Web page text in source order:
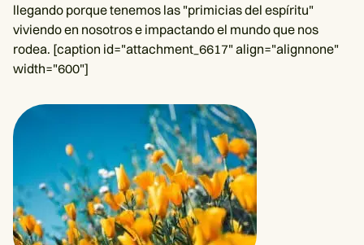
llegando porque tenemos las "primicias del espíritu"
viviendo en nosotros e impactando el mundo que nos
rodea. [caption id="attachment_6617" align="alignnone"
width="600"]